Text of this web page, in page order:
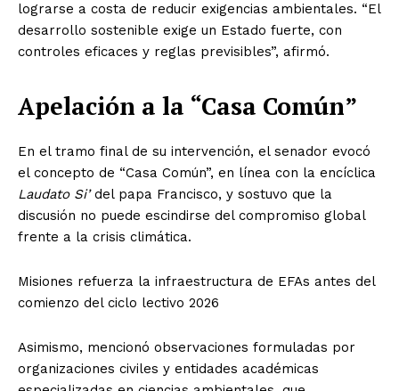
lograrse a costa de reducir exigencias ambientales. “El
desarrollo sostenible exige un Estado fuerte, con
controles eficaces y reglas previsibles”, afirmó.
Apelación a la “Casa Común”
En el tramo final de su intervención, el senador evocó
el concepto de “Casa Común”, en línea con la encíclica
Laudato Si’del papa Francisco, y sostuvo que la
discusión no puede escindirse del compromiso global
frente a la crisis climática.
Misiones refuerza la infraestructura de EFAs antes del
comienzo del ciclo lectivo 2026
Asimismo, mencionó observaciones formuladas por
organizaciones civiles y entidades académicas